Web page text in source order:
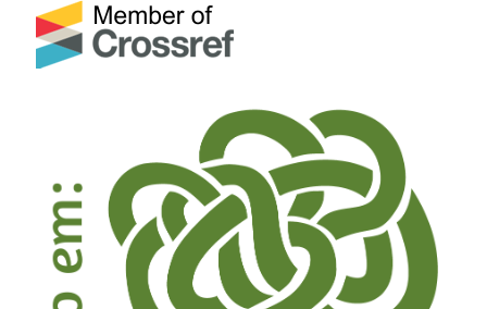
Souza Gomes Guarino, Alexandra Augusta Reichert,
Marília Lazarotto, Rafael Beltrame (2025)
Explorando o potencial da madeira de
propriedades tecnológicas.Ciência Florestal,
JVN Carrijo, EP Miguel, A Teixeira Do Vale, EAT Matricardi,
TC Monteiro, AV Rezende, J Inkotte (2020)
Artificial intelligence associated with satellite data in
predicting energy potential in the Brazilian savanna
woodland area.
iForest - Biogeosciences and Forestry,
(1),48.
10.3832/ifor3209-012